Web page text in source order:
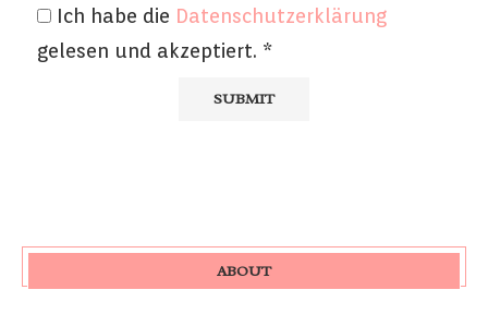
Ich habe die Datenschutzerklärung
gelesen und akzeptiert. *
ABOUT